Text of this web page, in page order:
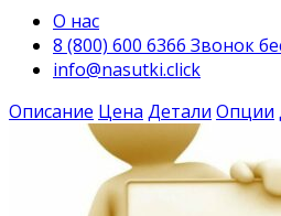
О нас
8 (800) 600 6366 Звонок
info@nasutki.click
Описание Цена Детали Опции